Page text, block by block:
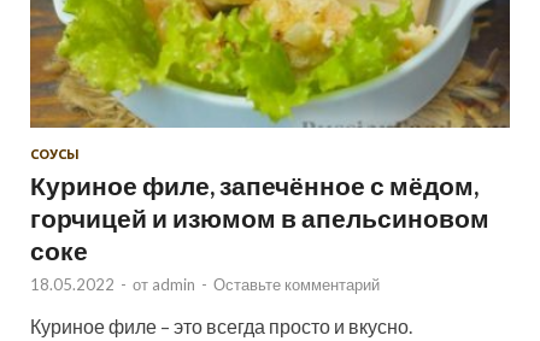
СОУСЫ
Куриное филе, запечённое с мёдом,
горчицей и изюмом в апельсиновом
соке
18.05.2022 - от admin - Оставьте комментарий
Куриное филе – это всегда просто и вкусно.